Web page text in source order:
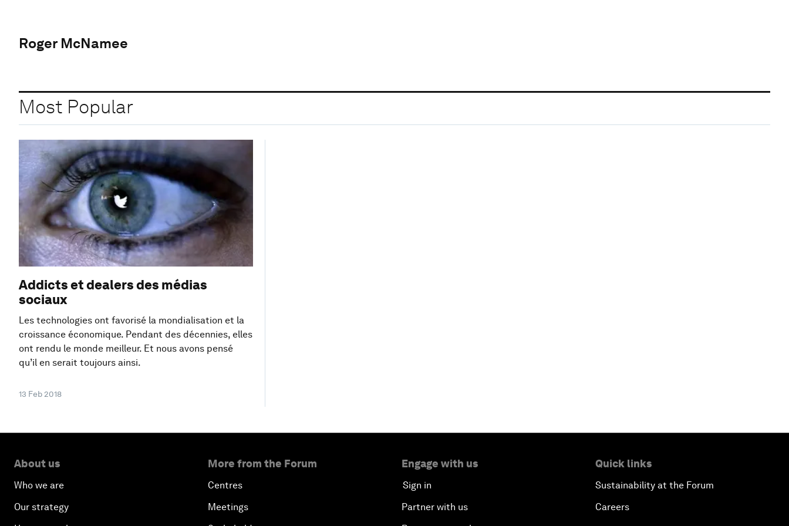
Roger McNamee
Most Popular
Addicts et dealers des médias
sociaux
Les technologies ont favorisé la mondialisation et la
croissance économique. Pendant des décennies, elles
ont rendu le monde meilleur. Et nous avons pensé
qu’il en serait toujours ainsi.
13 Feb 2018
About us
Who we are
Our strategy
More from the Forum
Centres
Meetings
Engage with us
Sign in
Partner with us
Quick links
Sustainability at the Forum
Careers